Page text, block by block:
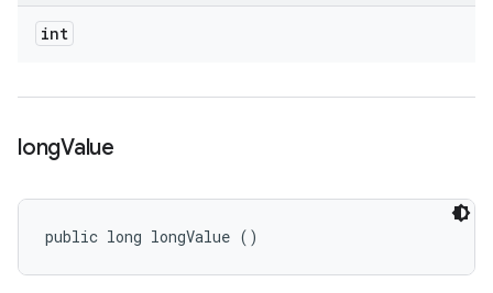
int
longValue
public long longValue ()